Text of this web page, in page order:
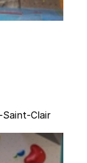
Saint-Clair